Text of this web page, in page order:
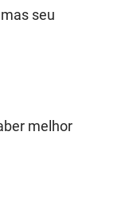
seu
melhor